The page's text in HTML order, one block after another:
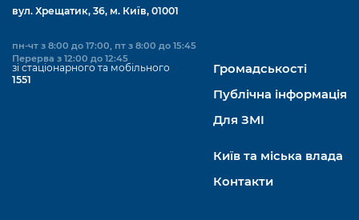
вул. Хрещатик, 36, м. Київ, 01001
пн-чт з 8:00 до 17:00, пт з 8:00 до 15:45
Перерва з 12:00 до 12:45
зі стаціонарного та мобільного
1551
Громадськості
Публічна інформація
Для ЗМІ
Київ та міська влада
Контакти